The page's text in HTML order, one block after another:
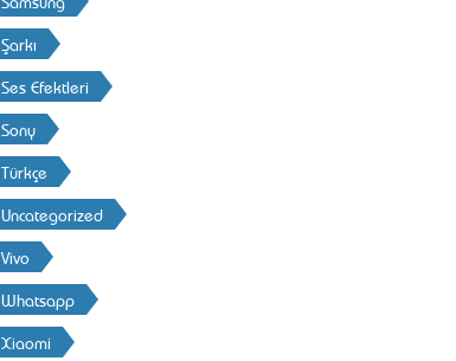
Şarkı
Ses Efektleri
Sony
Türkçe
Uncategorized
Vivo
Whatsapp
Xiaomi